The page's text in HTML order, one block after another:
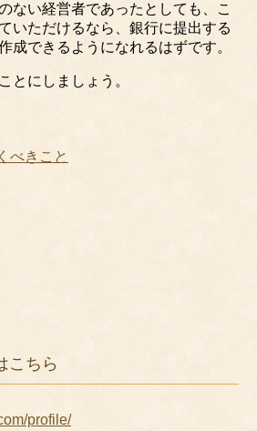
ない経営者であったとしても、こ
いただけるなら、銀行に提出する
成できるようになれるはずです。
とにしましょう。
べきこと
こちら
profile/